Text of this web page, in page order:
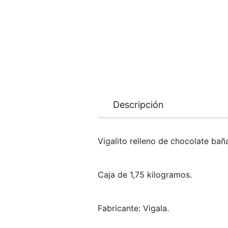
Descripción
Vigalito relleno de chocolate
Caja de 1,75 kilogramos.
Fabricante: Vigala.